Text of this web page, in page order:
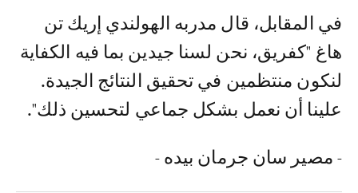
في المقابل، قال مدربه الهولندي إريك تن
هاغ "كفريق، نحن لسنا جيدين بما فيه الكفاية
لنكون منتظمين في تحقيق النتائج الجيدة.
علينا أن نعمل بشكل جماعي لتحسين ذلك".
- مصير سان جرمان بيده -